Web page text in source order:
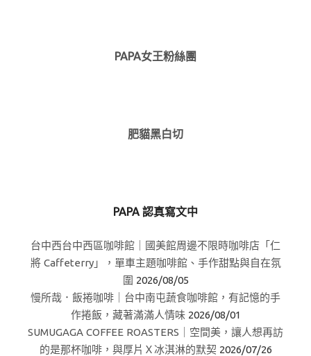
PAPA女王粉絲團
肥貓黑白切
PAPA 認真寫文中
台中西台中西區咖啡館｜國美館周邊不限時咖啡店「仁
將 Caffeterry」，單車主題咖啡館、手作甜點與自在氛
圍 2026/08/05
慢所哉．飯捲咖啡｜台中南屯蔬食咖啡館，有記憶的手
作捲飯，藏著滿滿人情味 2026/08/01
SUMUGAGA COFFEE ROASTERS｜空間美，讓人想再訪
的是那杯咖啡，與厚片Ｘ冰淇淋的默契 2026/07/26